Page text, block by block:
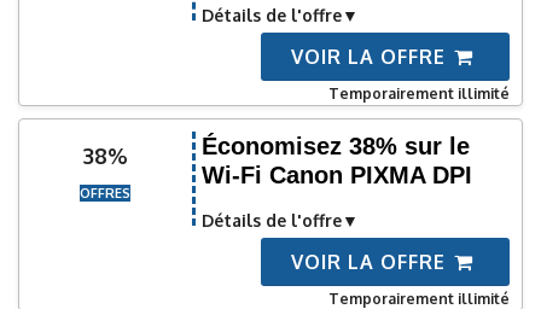
Détails de l'offre
VOIR LA OFFRE
Temporairement illimité
38%
OFFRES
Économisez 38% sur le
Wi-Fi Canon PIXMA DPI
Détails de l'offre
VOIR LA OFFRE
Temporairement illimité